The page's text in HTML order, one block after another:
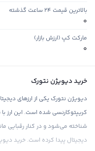
بالاترین قیمت ۲۴ ساعت گذشته
0
مارکت کپ (ارزش بازار)
0
خرید دیویژن نتورک
دیویژن نتورک یکی از ارزهای
شناخته می‌شود و در کنار رقبایی
دیجیتال پیدا کرده است. خرید